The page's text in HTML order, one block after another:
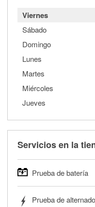
Viernes
Sábado
Domingo
Lunes
Martes
Miércoles
Jueves
Servicios en la
Prueba de batería
autos, camionetas,
Prueba de